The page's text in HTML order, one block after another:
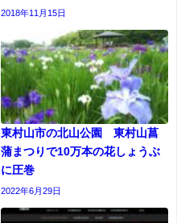
2018年11月15日
東村山市の北山公園 東村山菖
蒲まつりで10万本の花しょうぶ
に圧巻
2022年6月29日